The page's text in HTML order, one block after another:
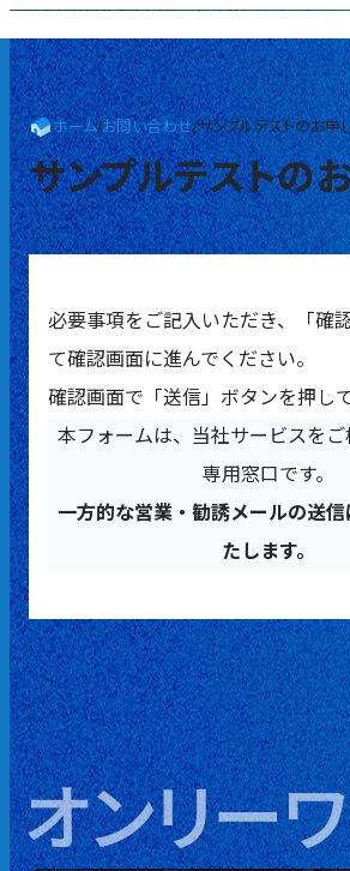
ホーム/お問い合わせ/サンプルテストのお申
サンプルテストの
必要事項をご記入いただき、「確
て確認画面に進んでください。
確認画面で「送信」ボタンを押し
本フォームは、当社サービスを
専用窓口です。
一方的な営業・勧誘メールの送
たします。
オンリー